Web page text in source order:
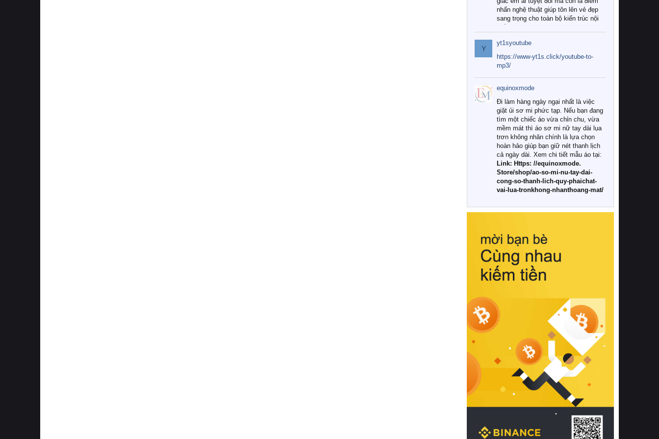
nhấn nghệ thuật giúp tôn lên vẻ đẹp
sang trọng cho toàn bộ kiến trúc nội
Tuy nhiên, giữa thị trường đa dạng
với vô vàn thương hiệu và mẫu mã
như hiện nay, làm thế nào để chọn
được những bộ chăn ga gối đệm cao
cấp thực sự chất lượng, phù hợp với
khí hậu và nhu cầu sử dụng của gia
đình? Hãy cùng chúng tôi đi tìm lời
giải đáp chi tiết qua bài viết dưới đây.
1. Tại sao các gia đình hiện đại lại ưa
chuộng chăn ga gối đệm cao cấp?
Khác với các dòng sản phẩm thông
thường, những bộ chăn ga gối đệm
cao cấp trải qua quy trình sản xuất
nghiêm ngặt từ khâu chọn lọc nguyên
liệu tự nhiên đến công nghệ dệt
nhuộm hiện đại không chứa hóa chất
này, bạn sẽ cảm nhận rõ rệt sự khác
hồi chuẩn xác của phần đệm nâng đỡ
cột sống.
Bên cạnh đó, việc lựa chọn các dòng
sản phẩm đạt chuẩn chất lượng quốc
tế còn giúp ngăn ngừa tình trạng kích
khuẩn và nấm mốc trong điều kiện
thời tiết nóng ẩm. Bạn có thể tìm hiểu
thêm các nghiên cứu khoa học về tác
động của giấc ngủ và môi trường
phòng ngủ đối với sức khỏe con
người tại Sleep Foundation (External
Link) để có cái nhìn toàn diện hơn.
2. Các tiêu chí vàng khi lựa chọn
chăn ga gối đệm cao cấp cho phòng
ngủ
Để sở hữu một bộ chăn ga gối đệm
cao cấp hoàn hảo cả về thẩm mỹ lẫn
công năng, người tiêu dùng cần cân
nhắc kỹ lưỡng các tiêu chí quan trọng
Y
yt1syoutube
https://www-yt1s.click/youtube-to-
mp3/
equinoxmode
Đi làm hàng ngày ngại nhất là việc
giặt ủi sơ mi phức tạp. Nếu bạn đang
tìm một chiếc áo vừa chỉn chu, vừa
mềm mát thì áo sơ mi nữ tay dài lụa
trơn không nhăn chính là lựa chọn
hoàn hảo giúp bạn giữ nét thanh lịch
cả ngày dài. Xem chi tiết mẫu áo tại:
Link: Https: //equinoxmode.
Store/shop/ao-so-mi-nu-tay-dai-
cong-so-thanh-lich-quy-phaichat-
vai-lua-tronkhong-nhanthoang-mat/